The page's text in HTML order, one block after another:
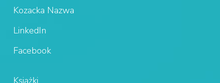
Kozacka Nazwa
LinkedIn
Facebook
Książki